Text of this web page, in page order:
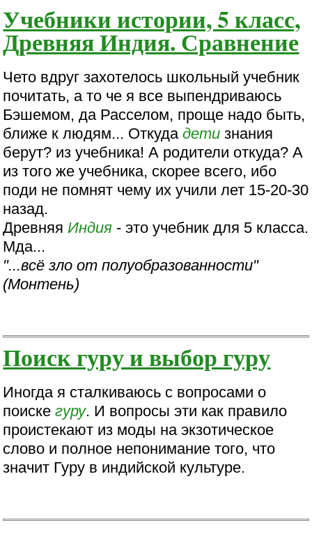
Учебники истории, 5 класс,
Древняя Индия. Сравнение
Чето вдруг захотелось школьный учебник
почитать, а то че я все выпендриваюсь
Бэшемом, да Расселом, проще надо быть,
ближе к людям... Откудадети знания
берут? из учебника! А родители откуда? А
из того же учебника, скорее всего, ибо
поди не помнят чему их учили лет 15-20-30
назад.
Древняя Индия - это учебник для 5 класса.
Мда...
"...всё зло от полуобразованности"
(Монтень)
Поиск гуру и выбор гуру
Иногда я сталкиваюсь с вопросами о
поискегуру. И вопросы эти как правило
проистекают из моды на экзотическое
слово и полное непонимание того, что
значит Гуру в индийской культуре.